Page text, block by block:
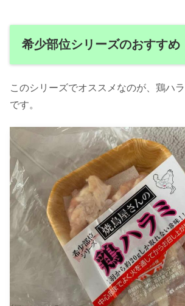
希少部位シリーズのおすすめ
このシリーズでオススメなのが、鶏ハ
です。